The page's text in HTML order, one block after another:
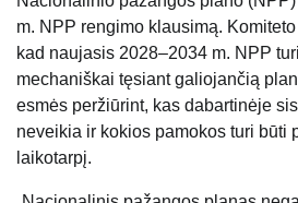
m. NPP rengimo klausimą.
kad naujasis 2028–2034 m. NPP
mechaniškai tęsiant galiojančią
esmės peržiūrint, kas dabartinėje
neveikia ir kokios pamokos turi būti
laikotarpį.